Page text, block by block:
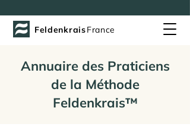
FeldenkraisFrance
Annuaire des Praticiens
de la Méthode
Feldenkrais™